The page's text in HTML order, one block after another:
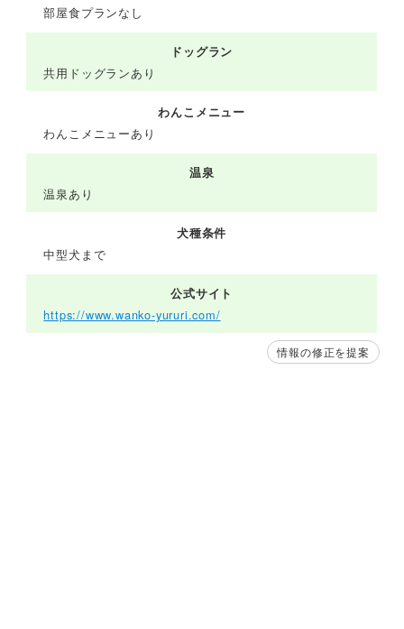
部屋食プランなし
ドッグラン
共用ドッグランあり
わんこメニュー
わんこメニューあり
温泉
温泉あり
犬種条件
中型犬まで
公式サイト
https://www.wanko-yururi.com/
情報の修正を提案